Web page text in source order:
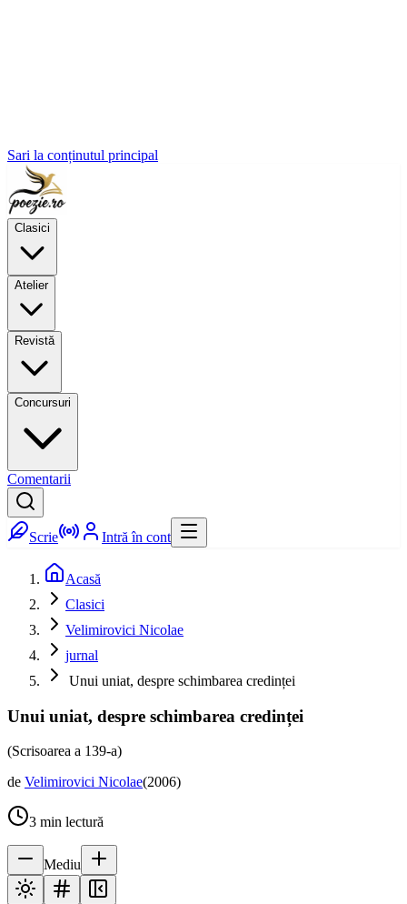
Sari la conținutul principal
Clasici
Atelier
Revistă
Concursuri
Comentarii
Scrie Intră în cont
Acasă
Clasici
Velimirovici Nicolae
jurnal
Unui uniat, despre schimbarea credinței
Unui uniat, despre schimbarea credinței
(Scrisoarea a 139-a)
de Velimirovici Nicolae(2006)
3 min lectură
Mediu